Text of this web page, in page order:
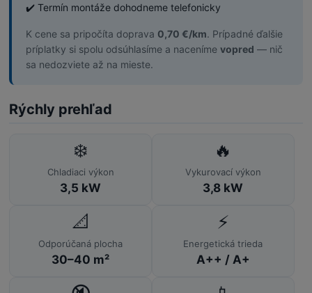
✔️ Termín montáže dohodneme telefonicky
K cene sa pripočíta doprava 0,70 €/km. Prípadné ďalšie
príplatky si spolu odsúhlasíme a nacenímevopred — nič
sa nedozviete až na mieste.
Rýchly prehľad
❄️
Chladiaci výkon
3,5 kW
🔥
Vykurovací výkon
3,8 kW
📐
Odporúčaná plocha
30–40 m²
⚡
Energetická trieda
A++ / A+